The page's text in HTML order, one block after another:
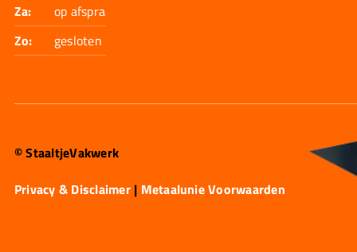
Za:
op afspraak
Zo:
gesloten
© StaaltjeVakwerk
Privacy & Disclaimer| Metaalunie Voorwaarden